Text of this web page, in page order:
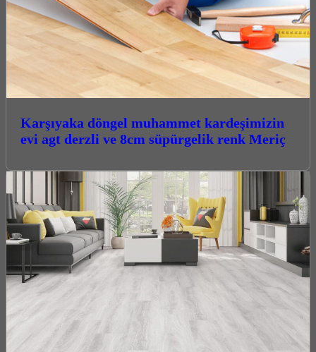
Karşıyaka döngel muhammet kardeşimizin
evi agt derzli ve 8cm süpürgelik renk Meriç